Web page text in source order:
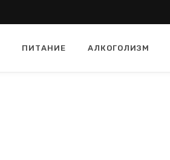
ПИТАНИЕ АЛКОГОЛИЗМ